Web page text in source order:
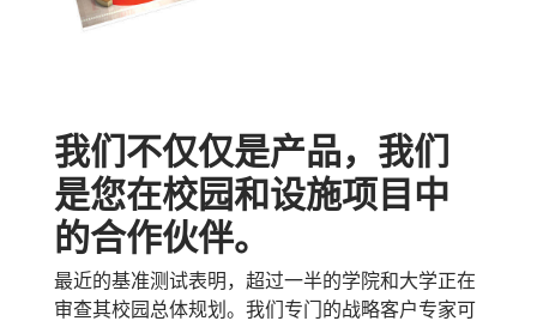
我们不仅仅是产品，我们
是您在校园和设施项目中
的合作伙伴。
最近的基准测试表明，超过一半的学院和大学正在
审查其校园总体规划。我们专门的战略客户专家可